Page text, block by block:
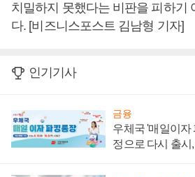
치밀하지 못했다는 비판을 피하기
다. [비즈니스포스트 김남형 기자]
인기기사
금융
우체국 '매일이자
정으로 다시 출시